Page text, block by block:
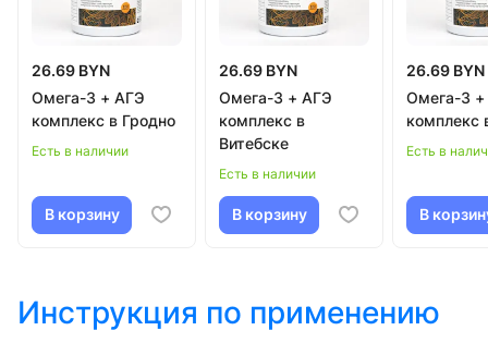
26.69 BYN
Омега-3 + АГЭ
комплекс в Гродно
Есть в наличии
В корзину
26.69 BYN
Омега-3 + АГЭ
комплекс в
Витебске
Есть в наличии
В корзину
26.69 BYN
Омега-3
комплекс
Есть в
В
Инструкция по применению